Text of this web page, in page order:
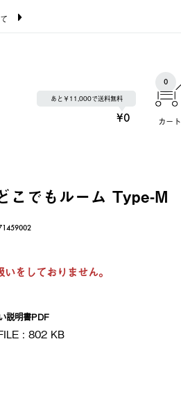
あと￥11,000で送料無料
¥0 カート
0
こでもルーム Type-M
をしておりません。
説明書PDF
: 802 KB